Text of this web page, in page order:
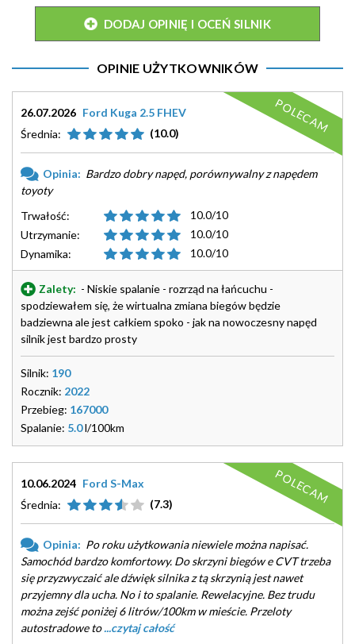
DODAJ OPINIĘ I OCEŃ SILNIK
OPINIE UŻYTKOWNIKÓW
26.07.2026 Ford Kuga 2.5 FHEV
Średnia:
(10.0)
Opinia: Bardzo dobry napęd, porównywalny z napędem
toyoty
Trwałość:
10.0/10
Utrzymanie:
10.0/10
Dynamika:
10.0/10
Zalety: - Niskie spalanie - rozrząd na łańcuchu -
spodziewałem się, że wirtualna zmiana biegów będzie
badziewna ale jest całkiem spoko - jak na nowoczesny napęd
silnik jest bardzo prosty
Silnik: 190
Rocznik: 2022
Przebieg: 167000
Spalanie: 5.0l/100km
POLECAM
10.06.2024 Ford S-Max
Średnia:
(7.3)
Opinia: Po roku użytkowania niewiele można napisać.
Samochód bardzo komfortowy. Do skrzyni biegów e CVT trzeba
się przyzwyczaić ale dźwięk silnika z tą skrzynią jest nawet
przyjemny dla ucha. No i to spalanie. Rewelacyjne. Bez trudu
można zejść poniżej 6 litrów/100km w mieście. Przeloty
autostradowe to...czytaj całość
POLECAM